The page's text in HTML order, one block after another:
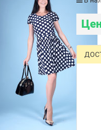
Перевод на карту
Оплата на расчетный
Иные способы оплаты.
WesternUnion,
Реквизиты на
накладной на
Мы работаем с
Байкал Сервис
,КИТ,РАТЭК